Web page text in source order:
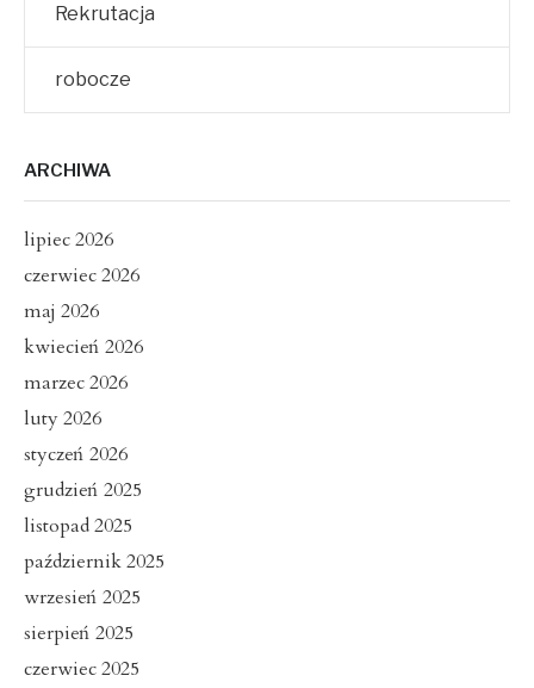
Rekrutacja
robocze
ARCHIWA
lipiec 2026
czerwiec 2026
maj 2026
kwiecień 2026
marzec 2026
luty 2026
styczeń 2026
grudzień 2025
listopad 2025
październik 2025
wrzesień 2025
sierpień 2025
czerwiec 2025